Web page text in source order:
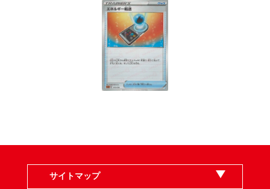
サイトマップ